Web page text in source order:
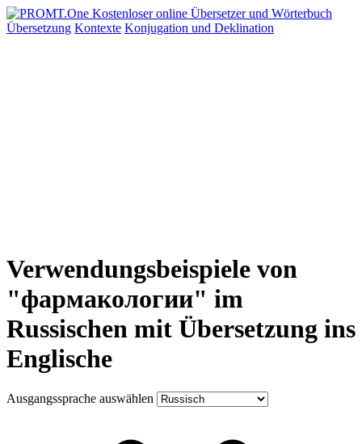
Übersetzung Kontexte Konjugation und Deklination
Verwendungsbeispiele von
"фармакологии" im
Russischen mit Übersetzung ins
Englische
Ausgangssprache auswählen